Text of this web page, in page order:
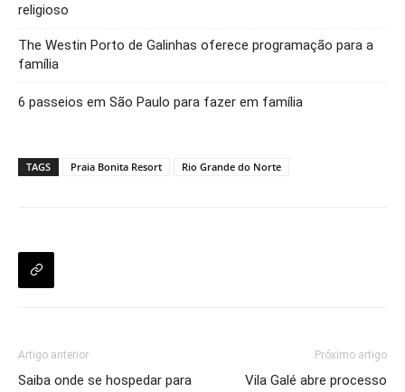
religioso
The Westin Porto de Galinhas oferece programação para a
família
6 passeios em São Paulo para fazer em família
TAGS Praia Bonita Resort Rio Grande do Norte
Artigo anterior
Saiba onde se hospedar para
Próximo artigo
Vila Galé abre processo